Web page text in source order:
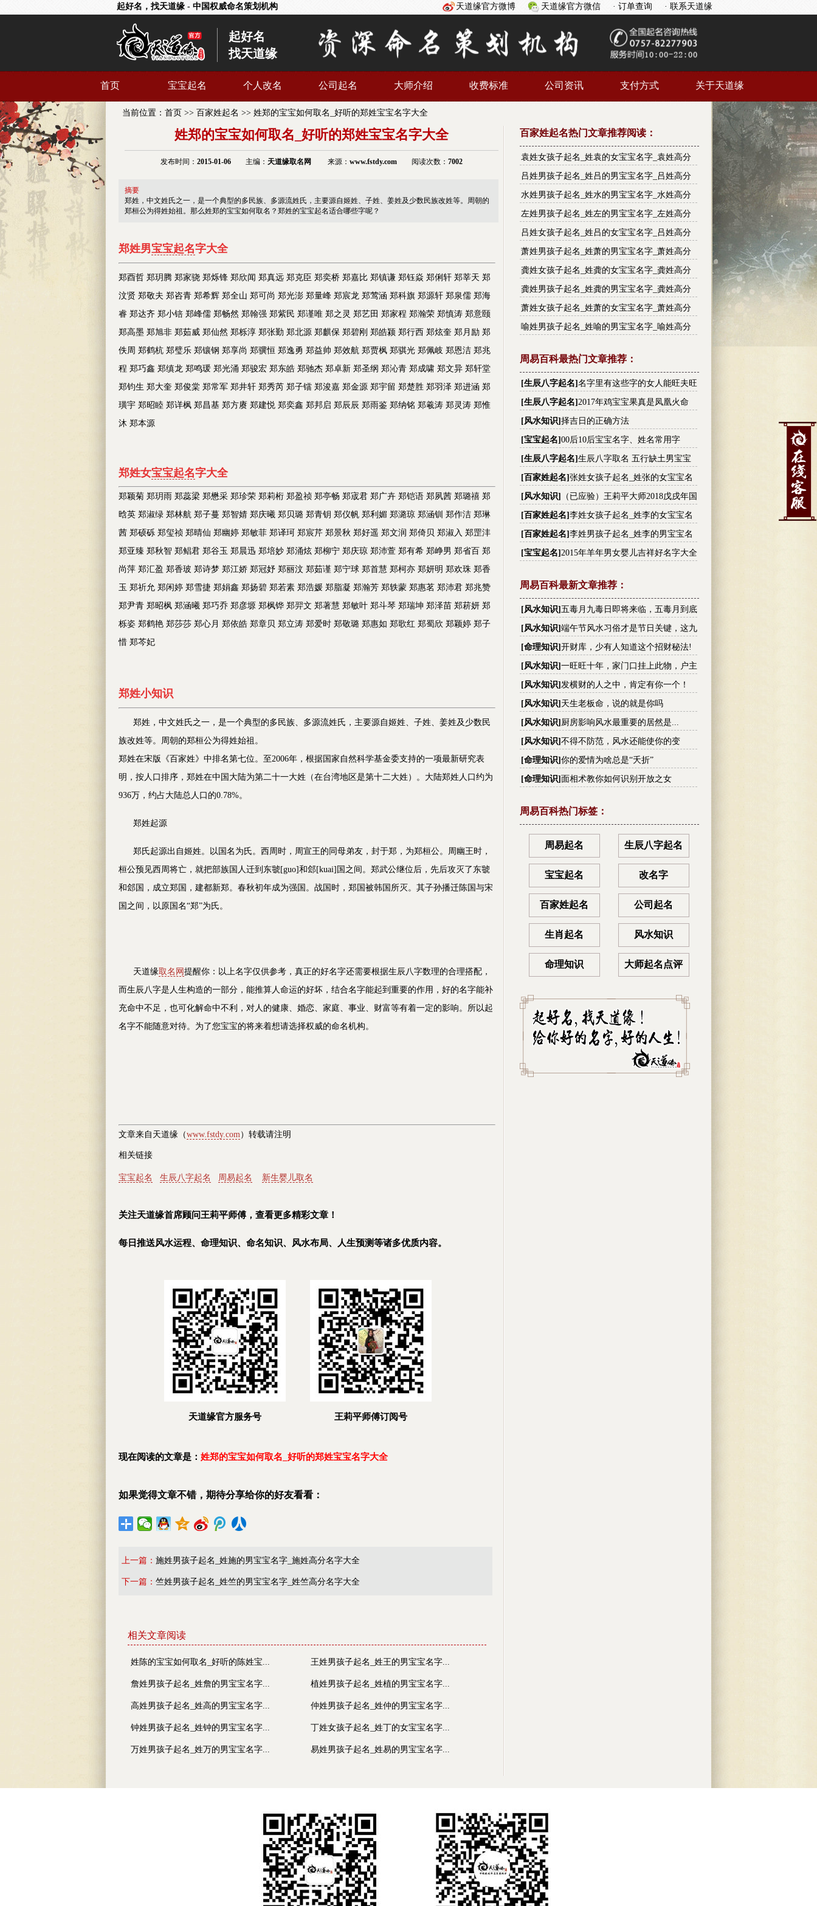
起好名，找天道缘 - 中国权威命名策划机构 · 联系天道缘
· 订单查询
天道缘官方微信
天道缘官方微博
起好名
找天道缘
首页 宝宝起名 个人改名 公司起名 大师介绍 收费标准 公司资讯 支付方式 关于天道缘
当前位置： 首页 >> 百家姓起名 >> 姓郑的宝宝如何取名_好听的郑姓宝宝名字大全
姓郑的宝宝如何取名_好听的郑姓宝宝名字大全
发布时间： 2015-01-06主编： 天道缘取名网 来源： www.fstdy.com阅读次数： 7002
摘要
郑姓，中文姓氏之一，是一个典型的多民族、多源流姓氏，主要源自姬姓、子姓、姜姓及少数民族改姓等。周朝的
郑桓公为得姓始祖。那么姓郑的宝宝如何取名？郑姓的宝宝起名适合哪些字呢？
郑姓男宝宝起名字大全
郑酉哲 郑玥腾 郑家骁 郑烁锋 郑欣闻 郑真远 郑克臣 郑奕桥 郑嘉比 郑镇谦 郑钰焱 郑俐轩 郑莘天 郑
汶贤 郑敬夫 郑咨青 郑希辉 郑全山 郑可尚 郑光澎 郑量峰 郑宸龙 郑莺涵 郑科旗 郑源轩 郑泉儒 郑海
睿 郑达齐 郑小锫 郑峰儒 郑畅然 郑翰强 郑紫民 郑谨唯 郑之灵 郑艺田 郑家程 郑瀚荣 郑慎涛 郑意颐
郑高墨 郑旭非 郑茹威 郑仙然 郑栎淳 郑张勤 郑北源 郑麒保 郑碧刚 郑皓颍 郑行西 郑炫奎 郑月励 郑
佚周 郑鹤杭 郑璧乐 郑镶钢 郑享尚 郑骥恒 郑逸勇 郑益帅 郑效航 郑贾枫 郑骐光 郑佩岐 郑恩洁 郑兆
程 郑巧鑫 郑缜龙 郑鸣瑗 郑光涌 郑骏宏 郑东皓 郑驰杰 郑卓新 郑圣纲 郑沁青 郑成啸 郑文异 郑轩堂
郑钧生 郑大奎 郑俊棠 郑常军 郑井轩 郑秀芮 郑子镭 郑浚嘉 郑金源 郑宇留 郑楚胜 郑羽泽 郑进涵 郑
璜宇 郑昭睦 郑详枫 郑昌基 郑方赓 郑建悦 郑奕鑫 郑邦启 郑辰辰 郑雨鉴 郑纳铭 郑羲涛 郑灵涛 郑惟
沐 郑本源
郑姓女宝宝起名字大全
郑颖菊 郑玥雨 郑蕊梁 郑懋采 郑珍荣 郑莉桁 郑盈祯 郑亭畅 郑宬君 郑广卉 郑铠语 郑夙茜 郑璐禧 郑
晗英 郑淑绿 郑林航 郑子蔓 郑智婧 郑庆曦 郑贝璐 郑青钥 郑仪帆 郑利媚 郑潞琼 郑涵钏 郑作洁 郑琳
茜 郑硕砾 郑玺祯 郑晴仙 郑幽婷 郑敏菲 郑译珂 郑宸芹 郑景秋 郑好遥 郑文润 郑倚贝 郑淑入 郑罡沣
郑亚臻 郑秋智 郑鲳君 郑谷玉 郑晨迅 郑培妙 郑涌炫 郑柳宁 郑庆琼 郑沛萱 郑有希 郑峥男 郑省百 郑
尚萍 郑汇盈 郑香玻 郑诗梦 郑江娇 郑冠妤 郑丽汶 郑茹谨 郑宁球 郑首慧 郑柯亦 郑妍明 郑欢珠 郑香
玉 郑祈允 郑闲婷 郑雪捷 郑娟鑫 郑扬碧 郑若素 郑浩媛 郑脂凝 郑瀚芳 郑轶蒙 郑惠茗 郑沛君 郑兆赞
郑尹青 郑昭枫 郑涵曦 郑巧乔 郑彦塬 郑枫铧 郑羿文 郑著慧 郑敏叶 郑斗琴 郑瑞坤 郑泽苗 郑菥妍 郑
栎姿 郑鹤艳 郑莎莎 郑心月 郑依皓 郑章贝 郑立涛 郑爱时 郑敬璐 郑惠如 郑歌红 郑蜀欣 郑颖婷 郑子
惜 郑芩妃
郑姓小知识
郑姓，中文姓氏之一，是一个典型的多民族、多源流姓氏，主要源自姬姓、子姓、姜姓及少数民
族改姓等。周朝的郑桓公为得姓始祖。
郑姓在宋版《百家姓》中排名第七位。至2006年，根据国家自然科学基金委支持的一项最新研究表
明，按人口排序，郑姓在中国大陆为第二十一大姓（在台湾地区是第十二大姓）。大陆郑姓人口约为
936万，约占大陆总人口的0.78%。
郑姓起源
郑氏起源出自姬姓。以国名为氏。西周时，周宣王的同母弟友，封于郑，为郑桓公。周幽王时，
桓公预见西周将亡，就把部族国人迁到东虢[guo]和郐[kuai]国之间。郑武公继位后，先后攻灭了东虢
和郐国，成立郑国，建都新郑。春秋初年成为强国。战国时，郑国被韩国所灭。其子孙播迁陈国与宋
国之间，以原国名“郑”为氏。
天道缘取名网 提醒你：以上名字仅供参考，真正的好名字还需要根据生辰八字数理的合理搭配，
而生辰八字是人生构造的一部分，能推算人命运的好坏，结合名字能起到重要的作用，好的名字能补
充命中不足，也可化解命中不利，对人的健康、婚恋、家庭、事业、财富等有着一定的影响。所以起
名字不能随意对待。为了您宝宝的将来着想请选择权威的命名机构。
文章来自天道缘（www.fstdy.com）转载请注明
相关链接
宝宝起名 生辰八字起名 周易起名 新生婴儿取名
关注天道缘首席顾问王莉平师傅，查看更多精彩文章！
每日推送风水运程、命理知识、命名知识、风水布局、人生预测等诸多优质内容。
天道缘官方服务号 王莉平师傅订阅号
现在阅读的文章是： 姓郑的宝宝如何取名_好听的郑姓宝宝名字大全
如果觉得文章不错，期待分享给你的好友看看：
上一篇： 施姓男孩子起名_姓施的男宝宝名字_施姓高分名字大全
下一篇： 竺姓男孩子起名_姓竺的男宝宝名字_姓竺高分名字大全
相关文章阅读
姓陈的宝宝如何取名_好听的陈姓宝... 王姓男孩子起名_姓王的男宝宝名字...
詹姓男孩子起名_姓詹的男宝宝名字... 植姓男孩子起名_姓植的男宝宝名字...
高姓男孩子起名_姓高的男宝宝名字... 仲姓男孩子起名_姓仲的男宝宝名字...
钟姓男孩子起名_姓钟的男宝宝名字... 丁姓女孩子起名_姓丁的女宝宝名字...
万姓男孩子起名_姓万的男宝宝名字... 易姓男孩子起名_姓易的男宝宝名字...
百家姓起名热门文章推荐阅读：
袁姓女孩子起名_姓袁的女宝宝名字_袁姓高分
名字大全
吕姓男孩子起名_姓吕的男宝宝名字_吕姓高分
名字大全
水姓男孩子起名_姓水的男宝宝名字_水姓高分
名字大全
左姓男孩子起名_姓左的男宝宝名字_左姓高分
名字大全
吕姓女孩子起名_姓吕的女宝宝名字_吕姓高分
名字大全
萧姓男孩子起名_姓萧的男宝宝名字_萧姓高分
名字大全
龚姓女孩子起名_姓龚的女宝宝名字_龚姓高分
名字大全
龚姓男孩子起名_姓龚的男宝宝名字_龚姓高分
名字大全
萧姓女孩子起名_姓萧的女宝宝名字_萧姓高分
名字大全
喻姓男孩子起名_姓喻的男宝宝名字_喻姓高分
周易百科最热门文章推荐：
[生辰八字起名] 名字里有这些字的女人能旺夫旺
财,看有没有你的
[生辰八字起名] 2017年鸡宝宝果真是凤凰火命
[风水知识] 择吉日的正确方法
[宝宝起名] 00后10后宝宝名字、姓名常用字
[生辰八字起名] 生辰八字取名 五行缺土男宝宝
名字大全
[百家姓起名] 张姓女孩子起名_姓张的女宝宝名
字_张姓高分名字大全
[风水知识]
（已应验）王莉平大师2018戊戌年国
际国内大事件预测
[百家姓起名] 李姓女孩子起名_姓李的女宝宝名
字_李姓高分名字大全
[百家姓起名] 李姓男孩子起名_姓李的男宝宝名
字_李姓高分名字大全
[宝宝起名] 2015年羊年男女婴儿吉祥好名字大全
周易百科最新文章推荐：
[风水知识] 五毒月九毒日即将来临，五毒月到底
有多毒？男女禁忌不可不知！
[风水知识] 端午节风水习俗才是节日关键，这九
大禁忌你不可不知!
[命理知识] 开财库，少有人知道这个招财秘法!
[风水知识] 一旺旺十年，家门口挂上此物，户主
越住越有钱
[风水知识] 发横财的人之中，肯定有你一个！
[风水知识] 天生老板命，说的就是你吗
[风水知识] 厨房影响风水最重要的居然是...
[风水知识] 不得不防范，风水还能使你的变
丑？！
[命理知识] 你的爱情为啥总是“夭折”
[命理知识] 面相术教你如何识别开放之女
周易百科热门标签：
周易起名 生辰八字起名
宝宝起名 改名字
百家姓起名 公司起名
生肖起名 风水知识
命理知识 大师起名点评